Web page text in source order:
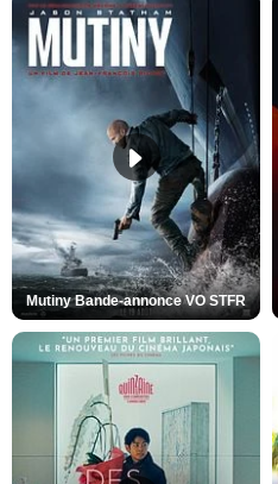
Mutiny Bande-annonce VO STFR